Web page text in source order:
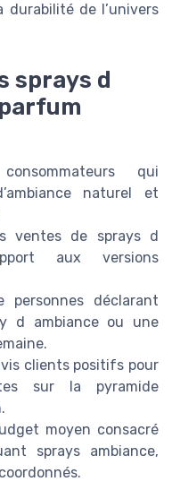
de l’univers
sprays d
qui
naturel et
ventes de sprays d
aux versions
personnes déclarant
d ambiance ou une
clients positifs pour
sur la pyramide
moyen consacré
sprays ambiance,